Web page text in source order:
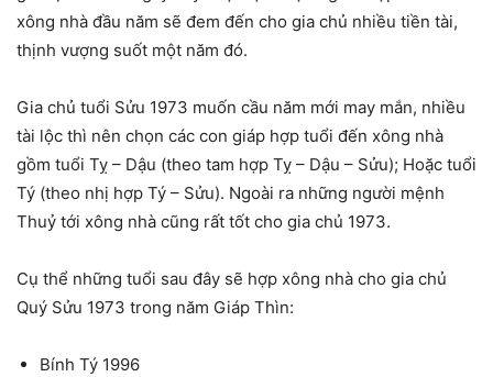
xông nhà đầu năm sẽ đem đến cho gia chủ nhiều tiền tài,
thịnh vượng suốt một năm đó.
Gia chủ tuổi Sửu 1973 muốn cầu năm mới may mắn, nhiều
tài lộc thì nên chọn các con giáp hợp tuổi đến xông nhà
gồm tuổi Tỵ – Dậu (theo tam hợp Tỵ – Dậu – Sửu); Hoặc tuổi
Tý (theo nhị hợp Tý – Sửu). Ngoài ra những người mệnh
Thuỷ tới xông nhà cũng rất tốt cho gia chủ 1973.
Cụ thể những tuổi sau đây sẽ hợp xông nhà cho gia chủ
Quý Sửu 1973 trong năm Giáp Thìn:
Bính Tý 1996